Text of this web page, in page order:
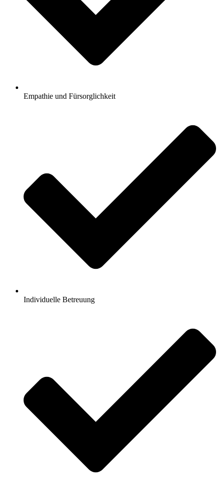
Empathie und Fürsorglichkeit
Individuelle Betreuung